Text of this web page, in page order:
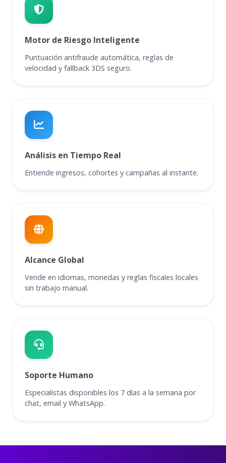
Motor de Riesgo Inteligente
Puntuación antifraude automática, reglas de
velocidad y fallback 3DS seguro.
Análisis en Tiempo Real
Entiende ingresos, cohortes y campañas al instante.
Alcance Global
Vende en idiomas, monedas y reglas fiscales locales
sin trabajo manual.
Soporte Humano
Especialistas disponibles los 7 días a la semana por
chat, email y WhatsApp.